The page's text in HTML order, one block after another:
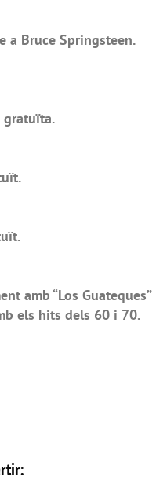
a Bruce Springsteen.
gratuïta.
amb “Los Guateques”
els hits dels 60 i 70.